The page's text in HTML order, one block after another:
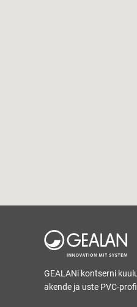
GEALANi kontserni
akende ja uste PVC-